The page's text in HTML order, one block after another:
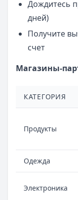
Дождитесь
дней)
Получите
счет
Магазины-
КАТЕГОРИЯ
Продукты
Одежда
Электроника